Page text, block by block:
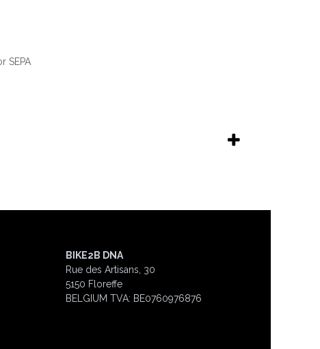
SEPA
BIKE2B DNA
Rue des Artisans, 30
5150 Floreffe
BELGIUM TVA: BE0760976876